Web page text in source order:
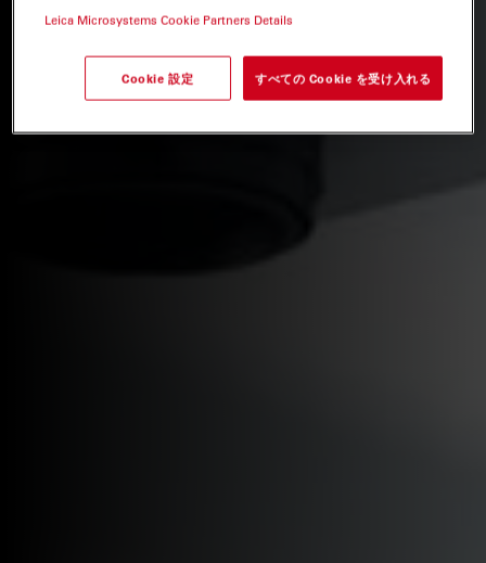
Leica Microsystems Cookie Partners Details
Cookie 設定 すべての Cookie を受け入れる